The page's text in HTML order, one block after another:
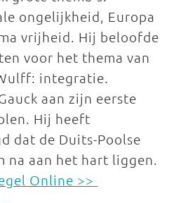
ongelijkheid, Europa
vrijheid. Hij beloofde
voor het thema van
integratie.
aan zijn eerste
Hij heeft
dat de Duits-Poolse
na aan het hart liggen.
Online >>